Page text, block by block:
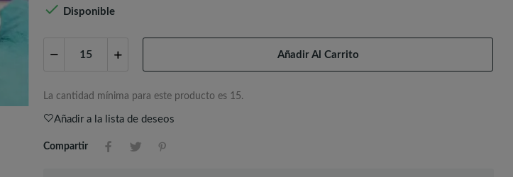
 Disponible
Añadir Al Carrito
La cantidad mínima para este producto es 15.
Añadir a la lista de deseos
Compartir